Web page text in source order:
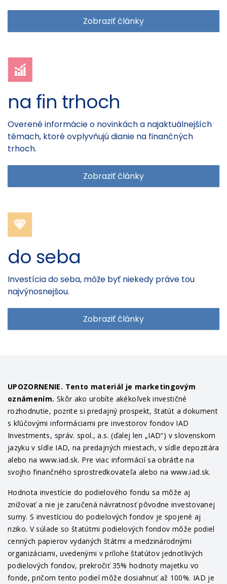
Zobraziť články
na fin trhoch
Overené informácie o novinkách a najaktuálnejších
témach, ktoré ovplyvňujú dianie na finančných
trhoch.
Zobraziť články
do seba
Investícia do seba, môže byť niekedy práve tou
najvýnosnejšou.
Zobraziť články
UPOZORNENIE. Tento materiál je marketingovým
oznámením. Skôr ako urobíte akékoľvek investičné
rozhodnutie, pozrite si predajný prospekt, štatút a dokument
s kľúčovými informáciami pre investorov fondov IAD
Investments, správ. spol., a.s. (ďalej len „IAD“) v slovenskom
jazyku v sídle IAD, na predajných miestach, v sídle depozitára
alebo na www.iad.sk. Pre viac informácií sa obráťte na
svojho finančného sprostredkovateľa alebo na www.iad.sk.
Hodnota investície do podielového fondu sa môže aj
znižovať a nie je zaručená návratnosť pôvodne investovanej
sumy. S investíciou do podielových fondov je spojené aj
riziko. V súlade so štatútmi podielových fondov môže podiel
cenných papierov vydaných štátmi a medzinárodnými
organizáciami, uvedenými v prílohe štatútov jednotlivých
podielových fondov, prekročiť 35% hodnoty majetku vo
fonde, pričom tento podiel môže dosiahnuť až 100%. IAD je